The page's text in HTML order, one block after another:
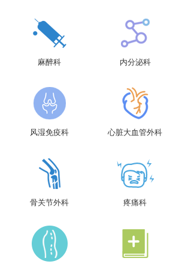
麻醉科 内分泌科
风湿免疫科 心脏大血管外科
骨关节外科 疼痛科